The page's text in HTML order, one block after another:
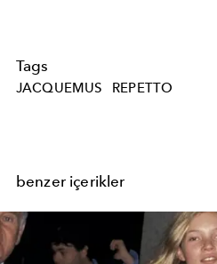
Tags
JACQUEMUS REPETTO
benzer içerikler